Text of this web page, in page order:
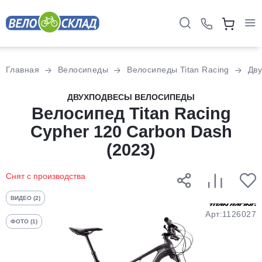
Главная Велосипеды Велосипеды Titan Racing
ДВУХПОДВЕСЫ ВЕЛОСИПЕДЫ
Велосипед Titan Racing
Cypher 120 Carbon Dash
(2023)
Снят с производства
ВИДЕО (2)
ФОТО (1)
Арт:1126027
Разбейте
оплатуна части
без переплат
График платежей
Сегодня
25%